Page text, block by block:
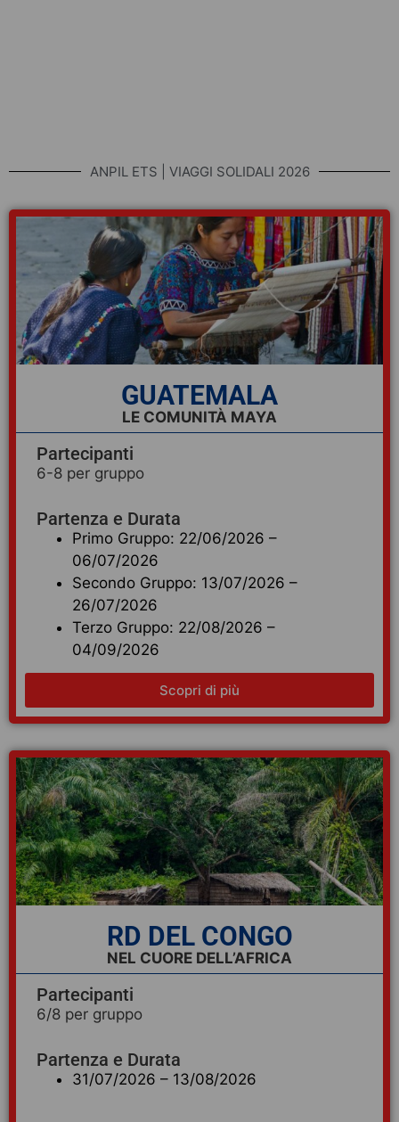
ANPIL ETS | VIAGGI SOLIDALI 2026
GUATEMALA
LE COMUNITÀ MAYA
Partecipanti
6-8 per gruppo
Partenza e Durata
Primo Gruppo: 22/06/2026 –
06/07/2026
Secondo Gruppo: 13/07/2026 –
26/07/2026
Terzo Gruppo: 22/08/2026 –
04/09/2026
Scopri di più
RD DEL CONGO
NEL CUORE DELL’AFRICA
Partecipanti
6/8 per gruppo
Partenza e Durata
31/07/2026 – 13/08/2026